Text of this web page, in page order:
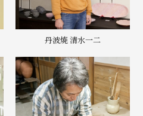
丹波焼 清水一二